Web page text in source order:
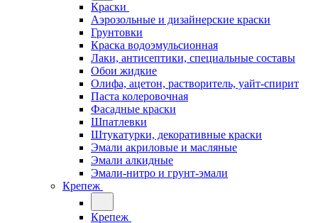
Краски
Аэрозольные и дизайнерские краски
Грунтовки
Краска водоэмульсионная
Лаки, антисептики, специальные составы
Обои жидкие
Олифа, ацетон, растворитель, уайт-спирит
Паста колеровочная
Фасадные краски
Шпатлевки
Штукатурки, декоративные краски
Эмали акриловые и масляные
Эмали алкидные
Эмали-нитро и грунт-эмали
Крепеж
Крепеж